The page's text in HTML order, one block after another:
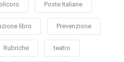
Poste Italiane
libro Prevenzione
Rubriche teatro